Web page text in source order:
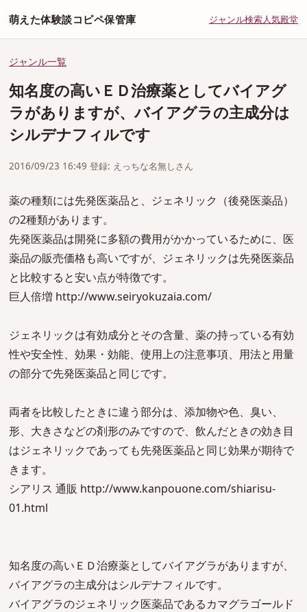
萌えた体験談コピペ保管庫 ジャンル検索人気殿堂
ジャンル一覧
知名度の高いＥＤ治療薬としてバイアグ
ラがありますが、バイアグラの主成分は
シルデナフィルです
2016/09/23 16:49 登録: えっちな名無しさん
薬の種類には先発医薬品と、ジェネリック（後発医薬品）
の2種類があります。
先発医薬品は開発に多額の費用がかかっているために、医
薬品の販売価格も高いですが、ジェネリックは先発医薬品
と比較すると安い点が特徴です。
巨人倍増 http://www.seiryokuzaia.com/
ジェネリックは有効成分とその含量、薬の持っている有効
性や安全性、効果・効能、使用上の注意事項、用法と用量
の部分で先発医薬品と同じです。
両者を比較したときに違う部分は、添加物や色、臭い、
形、大きさなどの剤形のみですので、飲んだときの効き目
はジェネリックであっても先発医薬品と同じ効果が期待で
きます。
シアリス 通販 http://www.kanpouone.com/shiarisu-
01.html
知名度の高いＥＤ治療薬としてバイアグラがありますが、
バイアグラの主成分はシルデナフィルです。
バイアグラのジェネリック医薬品であるカマグラゴールド